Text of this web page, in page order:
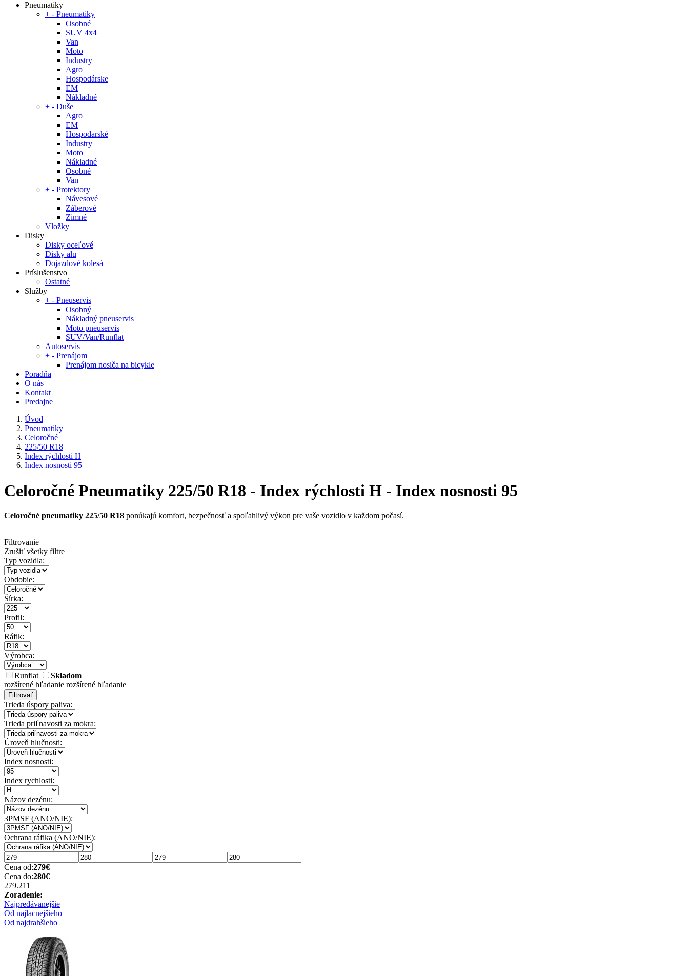
Pneumatiky
+ - Pneumatiky
Osobné
SUV 4x4
Van
Moto
Industry
Agro
Hospodárske
EM
Nákladné
+ - Duše
Agro
EM
Hospodarské
Industry
Moto
Nákladné
Osobné
Van
+ - Protektory
Návesové
Záberové
Zimné
Vložky
Disky
Disky oceľové
Disky alu
Dojazdové kolesá
Príslušenstvo
Ostatné
Služby
+ - Pneuservis
Osobný
Nákladný pneuservis
Moto pneuservis
SUV/Van/Runflat
Autoservis
+ - Prenájom
Prenájom nosiča na bicykle
Poradňa
O nás
Kontakt
Predajne
Úvod
Pneumatiky
Celoročné
225/50 R18
Index rýchlosti H
Index nosnosti 95
Celoročné Pneumatiky 225/50 R18 - Index rýchlosti H - Index nosnosti 95
Celoročné pneumatiky 225/50 R18 ponúkajú komfort, bezpečnosť a spoľahlivý výkon pre vaše vozidlo v každom počasí.
Filtrovanie
Zrušiť všetky filtre
Typ vozidla:
Obdobie:
Šírka:
Profil:
Ráfik:
Výrobca:
Runflat
Skladom
rozšírené hľadanie rozšírené hľadanie
Filtrovať
Trieda úspory paliva:
Trieda priľnavosti za mokra:
Úroveň hlučnosti:
Index nosnosti:
Index rychlosti:
Názov dezénu:
3PMSF (ANO/NIE):
Ochrana ráfika (ANO/NIE):
Cena od:279€
Cena do:280€
279.211
Zoradenie:
Najpredávanejšie
Od najlacnejšieho
Od najdrahšieho